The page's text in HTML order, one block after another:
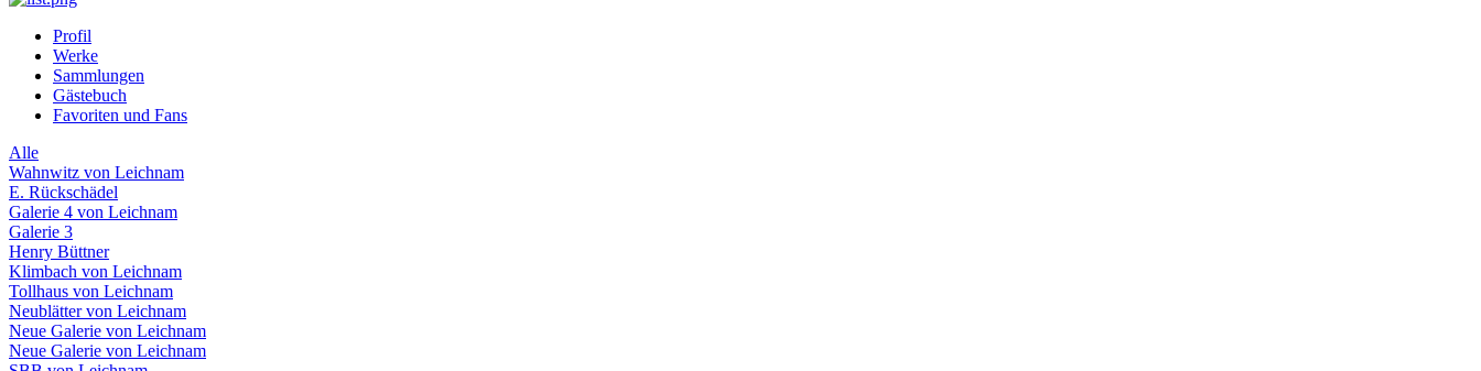
Profil
Werke
Sammlungen
Gästebuch
Favoriten und Fans
Alle
Wahnwitz von Leichnam
E. Rückschädel
Galerie 4 von Leichnam
Galerie 3
Henry Büttner
Klimbach von Leichnam
Tollhaus von Leichnam
Neublätter von Leichnam
Neue Galerie von Leichnam
Neue Galerie von Leichnam